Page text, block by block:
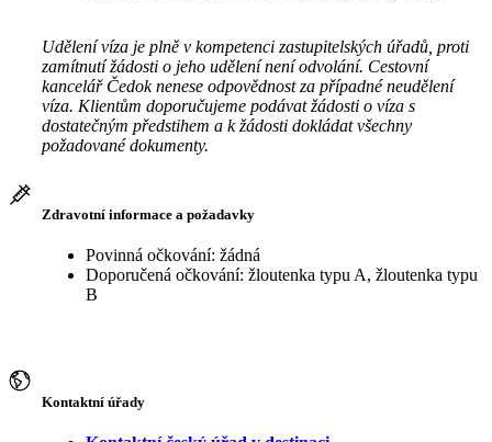
Udělení víza je plně v kompetenci zastupitelských úřadů, proti
zamítnutí žádosti o jeho udělení není odvolání. Cestovní
kancelář Čedok nenese odpovědnost za případné neudělení
víza. Klientům doporučujeme podávat žádosti o víza s
dostatečným předstihem a k žádosti dokládat všechny
požadované dokumenty.
Zdravotní informace a požadavky
Povinná očkování: žádná
Doporučená očkování: žloutenka typu A, žloutenka typu
B
Kontaktní úřady